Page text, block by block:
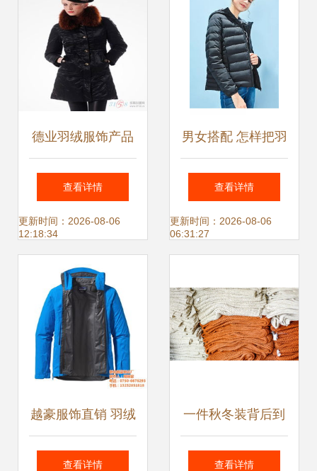
工厂网中国产品信
息库
德业羽绒服饰产品
德业羽绒服饰产品
图片 德业羽绒服饰
怎么样 最新德业羽
绒服饰产品展示
查看详情
更新时间：2026-08-06
12:18:34
男女搭配 怎样把羽
绒服穿得好看又有
型
查看详情
更新时间：2026-08-06
06:31:27
越豪服饰直销 羽绒
新时尚，高清大图
查看详情
一件秋冬装背后到
底藏着多少秘密
查看详情